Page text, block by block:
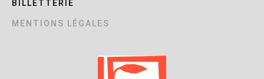
BILLETTERIE
MENTIONS LÉGALES